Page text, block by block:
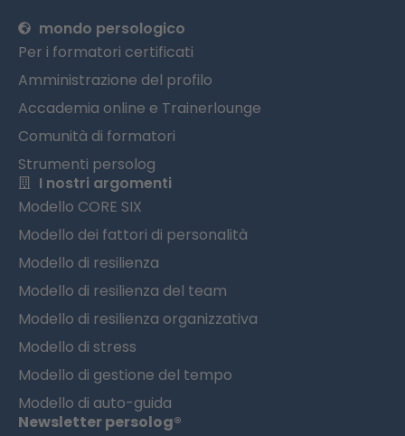
mondo persologico
Per i formatori certificati
Amministrazione del profilo
Accademia online e Trainerlounge
Comunità di formatori
Strumenti persolog
I nostri argomenti
Modello CORE SIX
Modello dei fattori di personalità
Modello di resilienza
Modello di resilienza del team
Modello di resilienza organizzativa
Modello di stress
Modello di gestione del tempo
Modello di auto-guida
Newsletter persolog®